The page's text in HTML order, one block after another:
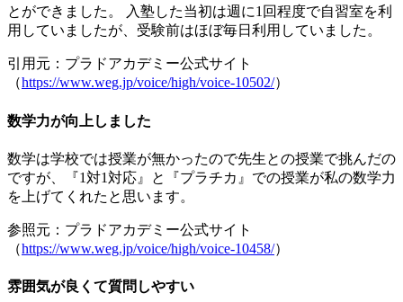
とができました 。 入塾した当初は週に1回程度で自習室を利
用していましたが、受験前はほぼ毎日利用していました。
引用元：プラドアカデミー公式サイト
（https://www.weg.jp/voice/high/voice-10502/）
数学力が向上しました
数学は学校では授業が無かったので先生との授業で挑んだの
ですが、『1対1対応』と『プラチカ』での授業が私の数学力
を上げてくれた と思います。
参照元：プラドアカデミー公式サイト
（https://www.weg.jp/voice/high/voice-10458/）
雰囲気が良くて質問しやすい